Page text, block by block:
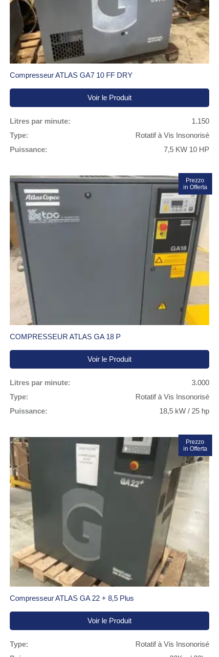
Compresseur ATLAS GA7 10 FF DRY
Voir le Produit
Litres par minute:
1.150
Type:
Rotatif à Vis Insonorisé
Puissance:
7,5 KW 10 HP
Promo !
Prezzo
in Offerta
COMPRESSEUR ATLAS GA 18 P
Voir le Produit
Litres par minute:
3.000
Type:
Rotatif à Vis Insonorisé
Puissance:
18,5 kW / 25 hp
Promo !
Prezzo
in Offerta
Compresseur ATLAS GA 22 + 8,5 Plus
Voir le Produit
Type:
Rotatif à Vis Insonorisé